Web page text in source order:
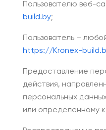
Пользователю веб-
build.by;
Пользователь –
https://Kronex-
Предоставление
действия,
персональных
или определенному